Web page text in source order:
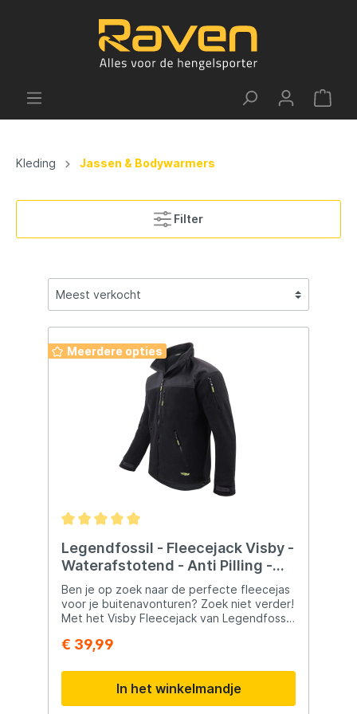
Kleding Jassen & Bodywarmers
Filter
Meerdere opties
Legendfossil - Fleecejack Visby -
Waterafstotend - Anti Pilling -
Black Grey - M
Ben je op zoek naar de perfecte fleecejas
voor je buitenavonturen? Zoek niet verder!
Met het Visby Fleecejack van Legendfossil
warmte. Deze jas is niet alleen anti-pilling
en slijtvast. Met handige functies zoals
verstelbare mouwuiteinden en
voorgevormde mouwen, biedt deze jas
€ 39,99
In het winkelmandje